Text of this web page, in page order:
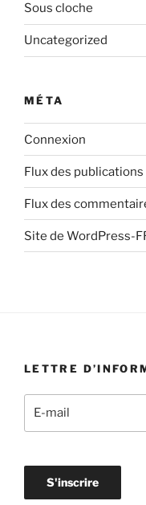
Sous cloche
Uncategorized
MÉTA
Connexion
Flux des publications
Flux des
Site de WordPress-
LETTRE